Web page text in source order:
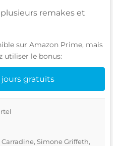
remakes et
sur Amazon Prime, mais
utiliser le bonus:
jours gratuits
Simone Griffeth,